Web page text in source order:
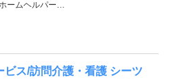
ームヘルパー…
ス/訪問介護・看護 シーツ